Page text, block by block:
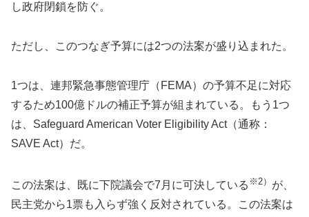
し政府閉鎖を防ぐ。
ただし、このつなぎ予算には2つの法案が盛り込まれた。
1つは、連邦緊急事態管理庁（FEMA）の予算不足に対応
するため100億ドルの補正予算が組まれている。もう1つ
は、Safeguard American Voter Eligibility Act（通称：
SAVE Act）だ。
この法案は、既に下院議会で7月に可決している ※2） が、
民主党から1票も入らず強く反対されている。この法案は